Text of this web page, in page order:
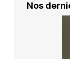
Nos